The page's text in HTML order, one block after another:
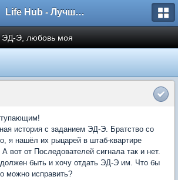
Life Hub - Лучшие компьютерные игры мира
ЭД-Э, любовь моя
история с заданием ЭД-Э. Братство со
я нашёл их рыцарей в штаб-квартире
вот от Последователей сигнала так и нет.
быть и хочу отдать ЭД-Э им. Что бы
можно исправить?